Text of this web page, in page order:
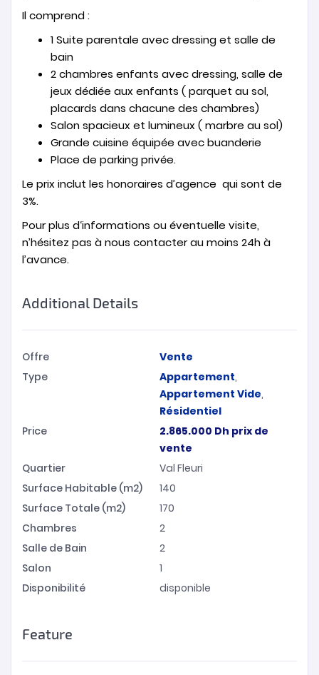
Il comprend :
1 Suite parentale avec dressing et salle de
bain
2 chambres enfants avec dressing, salle de
jeux dédiée aux enfants ( parquet au sol,
placards dans chacune des chambres)
Salon spacieux et lumineux ( marbre au sol)
Grande cuisine équipée avec buanderie
Place de parking privée.
Le prix inclut les honoraires d’agence qui sont de
3%.
Pour plus d‘informations ou éventuelle visite,
n’hésitez pas à nous contacter au moins 24h à
l’avance.
Additional Details
Offre
Vente
Type
Appartement,
Appartement Vide,
Résidentiel
Price
2.865.000 Dh prix de
vente
Quartier
Val Fleuri
Surface Habitable (m2)
140
Surface Totale (m2)
170
Chambres
2
Salle de Bain
2
Salon
1
Disponibilité
disponible
Feature